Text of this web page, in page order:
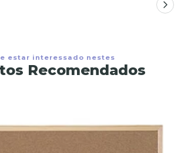
estar interessado nestes
Recomendados